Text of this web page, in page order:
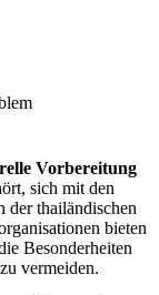
Vorbereitung
sich mit den
der thailändischen
bieten
Besonderheiten
vermeiden.